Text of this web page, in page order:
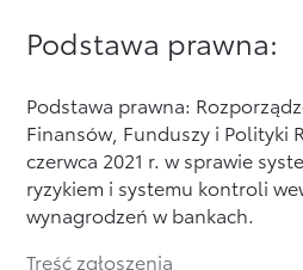
Formularz kontaktowy
Zobacz wszystkie
Podstawa prawna:
Podstawa prawna:
Finansów, Funduszy i Polityki
czerwca 2021 r. w sprawie
ryzykiem i systemu kontroli
wynagrodzeń w bankach.
Treść zgłoszenia